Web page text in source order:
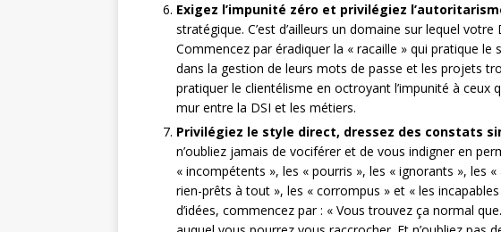
Exigez l’impunité zéro et privilégiez
stratégique. C’est d’ailleurs un domaine sur lequel
Commencez par éradiquer la « racaille » qui pratique le
dans la gestion de leurs mots de passe et les projets
pratiquer le clientélisme en octroyant l’impunité à ceux
mur entre la DSI et les métiers.
Privilégiez le style direct, dressez des constats
n’oubliez jamais de vociférer et de vous indigner en
« incompétents », les « pourris », les « ignorants », les
rien-prêts à tout », les « corrompus » et « les
d’idées, commencez par : « Vous trouvez ça normal